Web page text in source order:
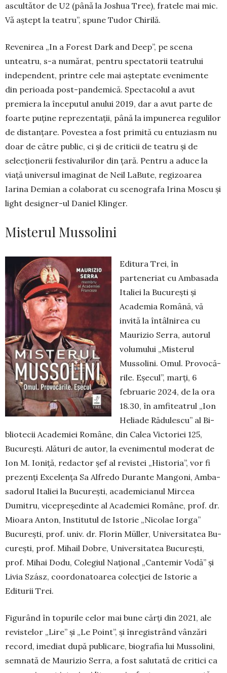
ascultǎtor de U2 (pânǎ la Joshua Tree), fratele mai mic.
Vǎ aştept la tea­tru’’, spune Tudor Chirilă.
Revenirea „In a Forest Dark and Deep”, pe sce­na
unteatru, s-a numărat, pentru spectatorii teatrului
independent, printre cele mai așteptate evenimente
din perioada post-pandemică. Spec­ta­colul a avut
premiera la începutul anului 2019, dar a avut parte de
foarte puține reprezentații, până la impunerea re­gu­lilor
de distanțare. Po­vestea a fost primită cu en­tu­ziasm nu
doar de că­tre public, ci și de criticii de teatru și de
selecțio­nerii festivalurilor din țară. Pen­tru a aduce la
viață universul imaginat de Neil LaBute, regizoarea
Iarina Demian a colaborat cu scenografa Irina Moscu și
light designer-ul Daniel Klinger.
Misterul Mussolini
Editura Trei, în
parteneriat cu Ambasada
Italiei la București și
Academia Română, vă
invită la în­tâlnirea cu
Maurizio Serra, autorul
volumului „Mis­te­rul
Mussolini. Omul. Provo­că­
rile. Eșecul”, marți, 6
februarie 2024, de la ora
18.30, în am­fi­tea­trul „Ion
Heliade Ră­dulescu” al Bi­
blio­tecii Acade­mi­ei Româ­ne, din Calea Vic­toriei 125,
București. Ală­­turi de autor, la eveni­mentul moderat de
Ion M. Ioniță, redactor șef al revistei „His­toria”, vor fi
prezenți Exce­lența Sa Alfredo Duran­te Mangoni, Am­ba­
sa­do­rul Italiei la București, aca­de­micianul Mir­cea
Dumitru, vi­ce­președinte al Aca­demiei Ro­mâ­ne, prof. dr.
Mi­oara Anton, In­stitutul de Is­to­rie „Nicolae Ior­ga”
București, prof. univ. dr. Flo­rin Müller, Uni­ver­si­tatea Bu­
curești, prof. Mihail Dobre, Univer­si­ta­tea Bu­curești,
prof. Mi­hai Dodu, Co­legiul Național „Can­temir Vodă” și
Livia Szász, coor­donatoarea colecției de Istorie a
Editurii Trei.
Figurând în topurile celor mai bune cărți din 2021, ale
revistelor „Lire” și „Le Point”, și în­regis­­trând vânzări
record, imediat după publicare, bio­grafia lui Mussolini,
semnată de Maurizio Serra, a fost salutată de critici ca